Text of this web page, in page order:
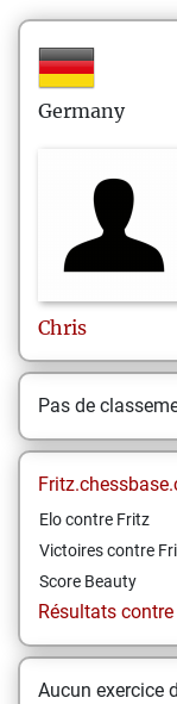
Germany
Chris
Pas de
Elo contre Fritz
Victoires contre
Score Beauty
Résultats contre
Aucun exercice